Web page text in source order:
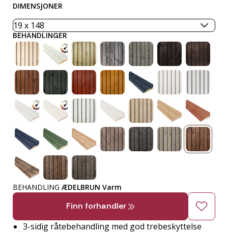
DIMENSJONER
BEHANDLINGER
BEHANDLING ÆDELBRUN Varm
Finn forhandler
3-sidig råtebehandling med god trebeskyttelse